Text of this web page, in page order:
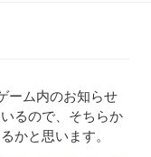
ーム内のお知らせ
るので、そちらか
かと思います。